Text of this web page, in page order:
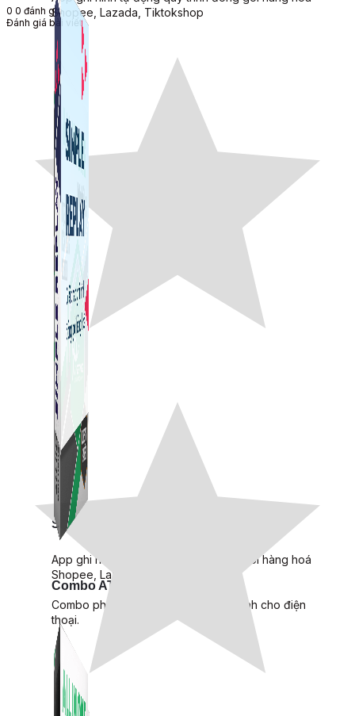
Shopee, Lazada, Tiktokshop
Combo ATP Mobile
Combo phần mềm mềm Marketing dành cho điện
thoại.
Simple Replay
App ghi hình tự động quy trình đóng gói hàng hoá
Shopee, Lazada, Tiktokshop
0 0 đánh giá
Đánh giá bài viết